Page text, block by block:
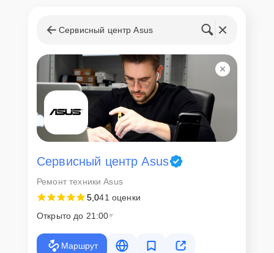
Ответственность за
технику
Сервисный центр Asus-Servis несет полную ответственность за
сохранность техники и безопасность личных данных на
ремонтируемых устройствах клиентов, в соответствии с
действующим законодательством Российской Федерации.
Как начать ремонт
Для запуска процесса ремонта компьютера Asus G10DK-
53600X0150 MT нужно просто оставить
позвонить телефону горячей линии: +7 (495) 324-63-10. Наши
специалисты оперативно проконсультируют по всем необходимым
вопросам, запишут на диагностику, подскажут с вариантами
и место.
Сервисный центр Asus
Сервисный центр Asus
Ремонт техники Asus
5,041 оценки
Открыто до 21:00
Маршрут